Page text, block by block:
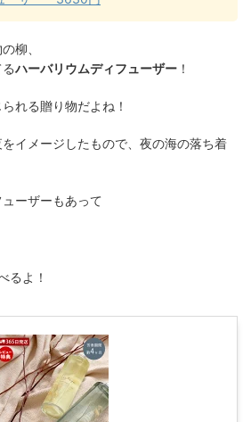
柳、
るハーバリウムディフューザー ！
れる贈り物だよね！
イメージしたもので、夜の海の落ち着
ーザーもあって
るよ！